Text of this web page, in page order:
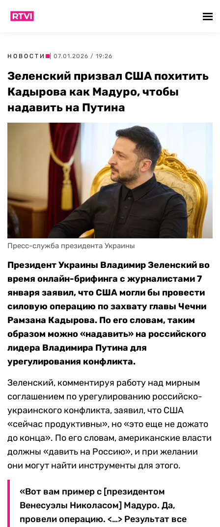
НОВОСТИ | 07.01.2026 / 19:26
Зеленский призвал США похитить
Кадырова как Мадуро, чтобы
надавить на Путина
Пресс-служба президента Украины
Президент Украины Владимир Зеленский во
время онлайн-брифинга с журналистами 7
января заявил, что США могли бы провести
силовую операцию по захвату главы Чечни
Рамзана Кадырова. По его словам, таким
образом можно «надавить» на российского
лидера Владимира Путина для
урегулирования конфликта.
Зеленский, комментируя работу над мирным
соглашением по урегулированию российско-
украинского конфликта, заявил, что США
«сейчас продуктивны», но «это еще не дожато
до конца». По его словам, американские власти
должны «давить на Россию», и при желании
они могут найти инструменты для этого.
«Вот вам пример с [президентом
Венесуэлы Николасом] Мадуро. Да,
провели операцию. <…> Результат все